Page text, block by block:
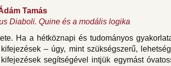
Tamás
Diaboli. Quine és a modális logika
Ha a hétköznapi és tudományos
– úgy, mint szükségszerű,
segítségével intjük egymást